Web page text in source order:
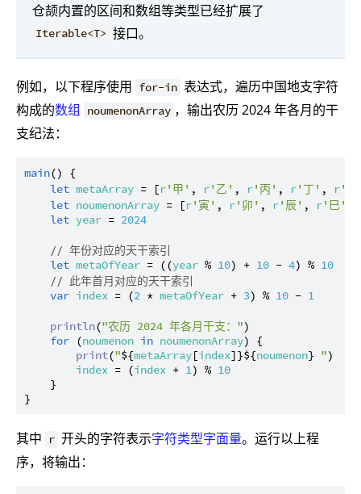
仓颉内置的区间和数组等类型已经扩展了
Iterable<T> 接口。
例如，以下程序使用 for-in 表达式，遍历中国地支字符
构成的数组 noumenonArray ，输出农历 2024 年各月的干
支纪法：
main() {
let metaArray = [r'甲' , r'乙' , r'丙' , r'丁' , r'
let noumenonArray = [r'寅' , r'卯' , r'辰' , r'巳'
let year = 2024
// 年份对应的天干索引
let metaOfYear = ((year % 10) + 10 - 4) % 10
// 此年首月对应的天干索引
var index = (2 * metaOfYear + 3) % 10 - 1
println("农历 2024 年各月干支：")
for (noumenon in noumenonArray) {
print("${metaArray[index]}${noumenon} ")
index = (index + 1) % 10
    }
其中 r 开头的字符表示字符类型字面量。运行以上程
序，将输出：